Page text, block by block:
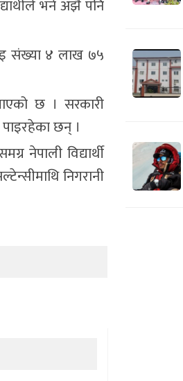
भने अझै पनि
संख्या ४ लाख ७५
छ । सरकारी
छन् ।
नेपाली विद्यार्थी
निगरानी